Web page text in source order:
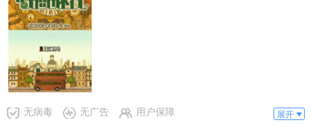
出的。为了查清楚真相，教授决定亲自前往未来一趟。在未来，你和
现，从她口中得知自己未来变成了一个大坏蛋，惊讶之余你还是决定
亲自去见一下未来的自己。
无病毒
无广告 用户保障 展开